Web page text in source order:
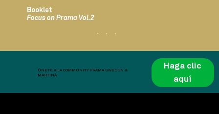
Booklet
Focus on Prama Vol.2
ÚNETE A LA COMMUNITY PRAMA SWEDEN &
MARTINA
Haga clic
aquí